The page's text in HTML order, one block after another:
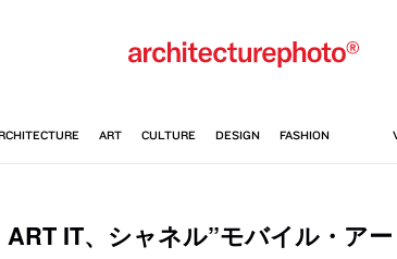
ART IT、シャネル”モバイル・ア